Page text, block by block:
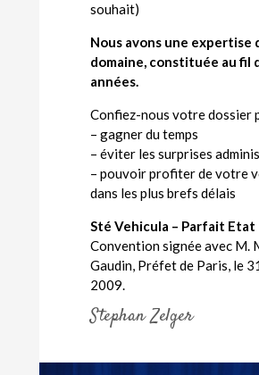
souhait)
Nous avons une expertise
domaine, constituée au fil
années.
Confiez-nous votre dossier
– gagner du temps
– éviter les surprises
– pouvoir profiter de votre
dans les plus brefs délais
Sté Vehicula – Parfait Etat
Convention signée avec M.
Gaudin, Préfet de Paris, le
2009.
Stephan Zelger